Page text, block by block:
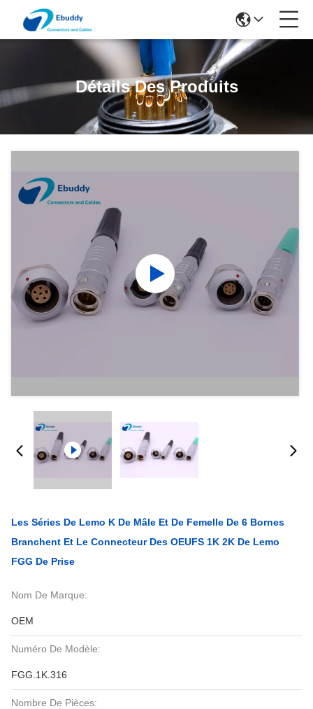
Détails Des Produits
Les Séries De Lemo K De Mâle Et De Femelle De 6 Bornes
Branchent Et Le Connecteur Des OEUFS 1K 2K De Lemo
FGG De Prise
Nom De Marque:
OEM
Numéro De Modèle:
FGG.1K.316
Nombre De Pièces: